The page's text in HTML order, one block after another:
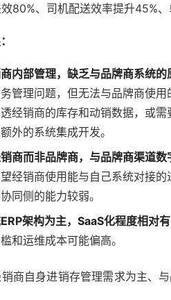
80%、司机配送效率提升45%、
内部管理，缺乏与品牌商系统的
管理问题，但无法与品牌商使
经销商的库存和动销数据，或
外的系统集成开发。
商而非品牌商，与品牌商渠道数
经销商使用能与自己系统对接
同侧的能力较弱。
架构为主，SaaS化程度相对有
和运维成本可能偏高。
商自身进销存管理需求为主、